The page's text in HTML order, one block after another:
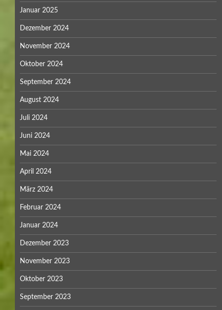
Januar 2025
Dezember 2024
November 2024
Oktober 2024
September 2024
August 2024
Juli 2024
Juni 2024
Mai 2024
April 2024
März 2024
Februar 2024
Januar 2024
Dezember 2023
November 2023
Oktober 2023
September 2023